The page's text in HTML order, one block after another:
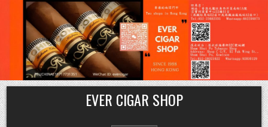
Skip
to
content
EVER CIGAR SHOP